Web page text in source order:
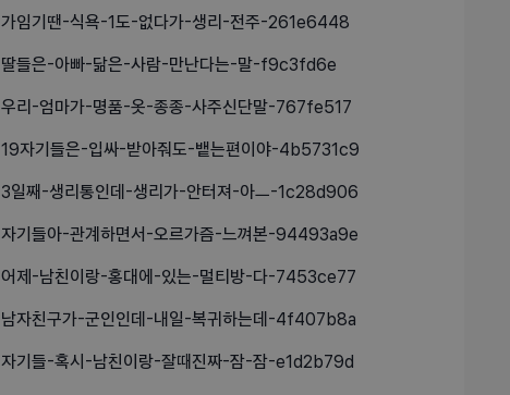
가임기땐-식욕-1도-없다가-생리-전주-261e6448
딸들은-아빠-닮은-사람-만난다는-말-f9c3fd6e
우리-엄마가-명품-옷-종종-사주신단말-767fe517
19자기들은-입싸-받아줘도-뱉는편이야-4b5731c9
3일째-생리통인데-생리가-안터져-아ㅡ-1c28d906
자기들아-관계하면서-오르가즘-느껴본-94493a9e
어제-남친이랑-홍대에-있는-멀티방-다-7453ce77
남자친구가-군인인데-내일-복귀하는데-4f407b8a
자기들-혹시-남친이랑-잘때진짜-잠-잠-e1d2b79d